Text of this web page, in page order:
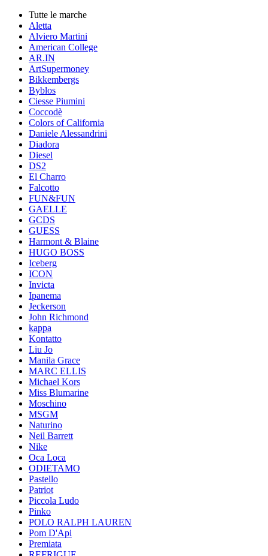
Tutte le marche
Aletta
Alviero Martini
American College
AR.IN
ArtSupermoney
Bikkembergs
Byblos
Ciesse Piumini
Coccodè
Colors of California
Daniele Alessandrini
Diadora
Diesel
DS2
El Charro
Falcotto
FUN&FUN
GAELLE
GCDS
GUESS
Harmont & Blaine
HUGO BOSS
Iceberg
ICON
Invicta
Ipanema
Jeckerson
John Richmond
kappa
Kontatto
Liu Jo
Manila Grace
MARC ELLIS
Michael Kors
Miss Blumarine
Moschino
MSGM
Naturino
Neil Barrett
Nike
Oca Loca
ODIETAMO
Pastello
Patriot
Piccola Ludo
Pinko
POLO RALPH LAUREN
Pom D'Api
Premiata